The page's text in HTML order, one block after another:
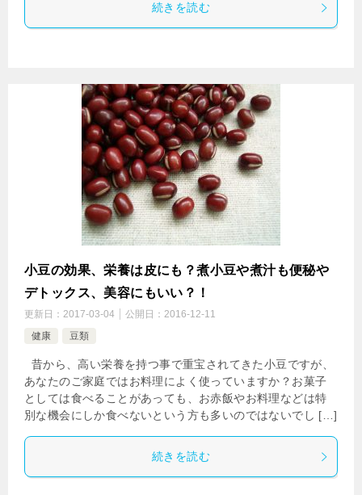
続きを読む
小豆の効果、栄養は皮にも？煮小豆や煮汁も便秘や
デトックス、美容にもいい？！
更新日： 2017-03-04 公開日： 2016-12-11
健康
豆類
昔から、高い栄養を持つ事で重宝されてきた小豆ですが、
あなたのご家庭ではお料理によく使っていますか？お菓子
としては食べることがあっても、お赤飯やお料理などは特
別な機会にしか食べないという方も多いのではないでし […]
続きを読む